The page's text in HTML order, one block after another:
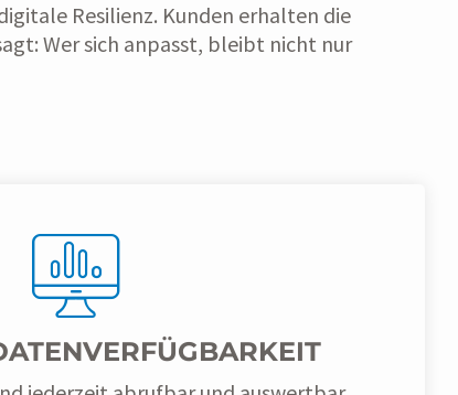
Resilienz. Kunden erhalten die
Wer sich anpasst, bleibt nicht nur